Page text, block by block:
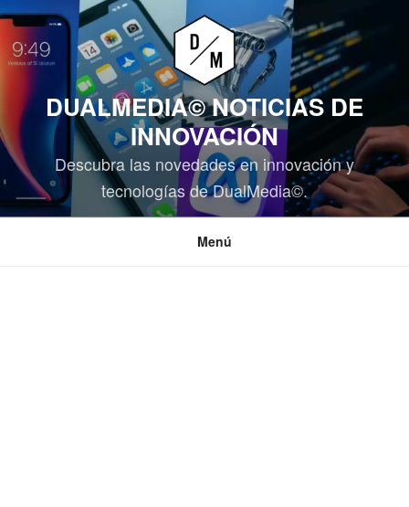
Saltar
contenido
DUALMEDIA© NOTICIAS DE
INNOVACIÓN
Descubra las novedades en innovación y
tecnologías de DualMedia©.
Menú